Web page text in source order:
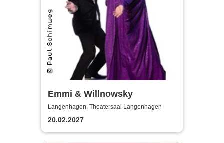
Emmi & Willnowsky
Langenhagen, Theatersaal Langenhagen
20.02.2027